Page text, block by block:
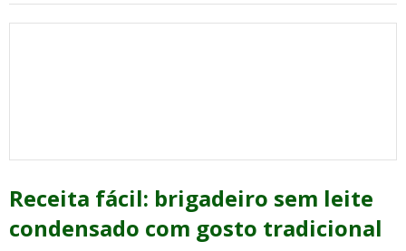
Receita fácil: brigadeiro sem leite
condensado com gosto tradicional